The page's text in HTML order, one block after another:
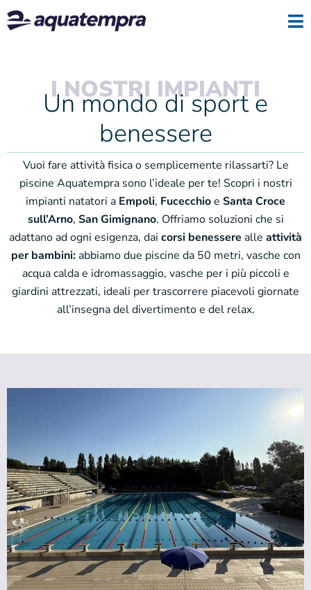
I NOSTRI IMPIANTI
Un mondo di sport e
benessere
Vuoi fare attività fisica o semplicemente rilassarti? Le
piscine Aquatempra sono l’ideale per te! Scopri i nostri
impianti natatori a Empoli, Fucecchioe Santa Croce
sull’Arno, San Gimignano. Offriamo soluzioni che si
adattano ad ogni esigenza, dai corsi benessere alle attività
per bambini:abbiamo due piscine da 50 metri, vasche con
acqua calda e idromassaggio, vasche per i più piccoli e
giardini attrezzati, ideali per trascorrere piacevoli giornate
all’insegna del divertimento e del relax.